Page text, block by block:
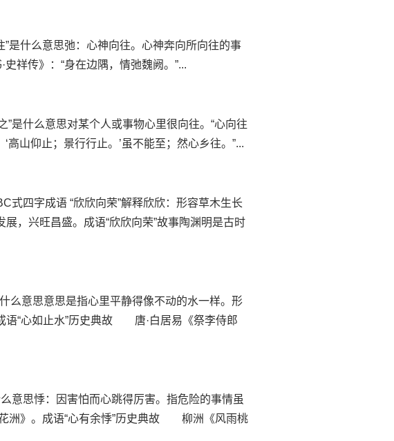
”是什么意思弛：心神向往。心神奔向所向往的事
祥传》：“身在边隅，情弛魏阙。”...
”是什么意思对某个人或事物心里很向往。“心向往
高山仰止；景行行止。’虽不能至；然心乡往。”...
式四字成语 “欣欣向荣”解释欣欣：形容草木生长
，兴旺昌盛。成语“欣欣向荣”故事陶渊明是古时
么意思意思是指心里平静得像不动的水一样。形
语“心如止水”历史典故 唐·白居易《祭李侍郎
意思悸：因害怕而心跳得厉害。指危险的事情虽
洲》。成语“心有余悸”历史典故 柳洲《风雨桃